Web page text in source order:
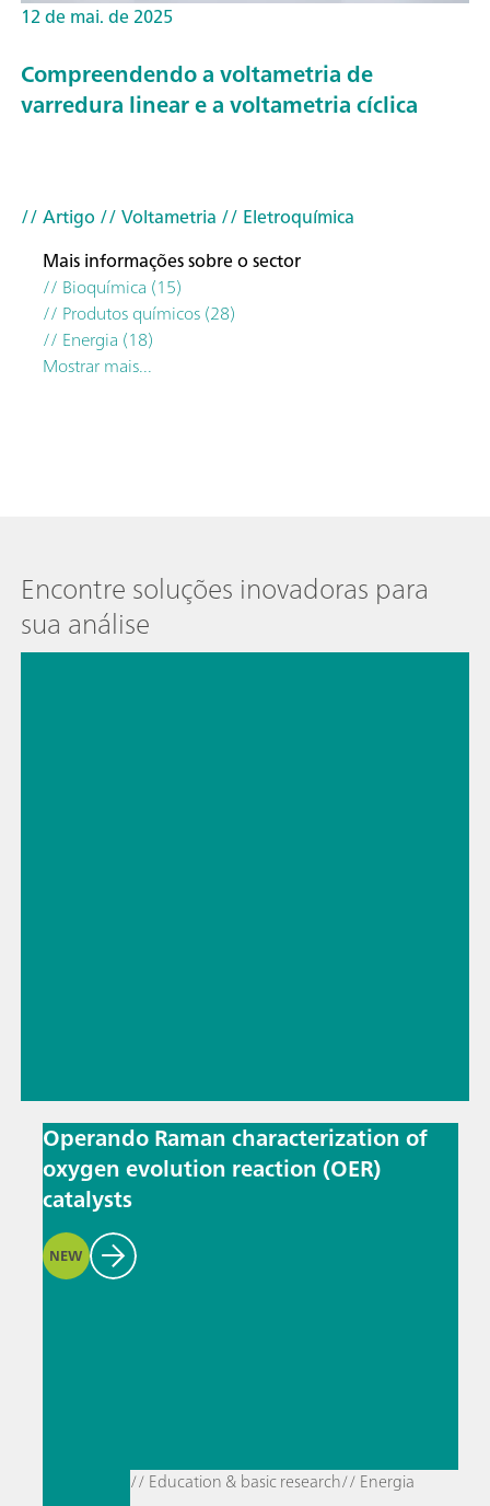
12 de mai. de 2025
Compreendendo a voltametria de
varredura linear e a voltametria cíclica
// Artigo // Voltametria // Eletroquímica
Mais informações sobre o sector
// Bioquímica (15)
// Produtos químicos (28)
// Energia (18)
Mostrar mais...
Encontre soluções inovadoras para
sua análise
Operando Raman characterization of
oxygen evolution reaction (OER)
catalysts
NEW
// Education & basic research// Energia